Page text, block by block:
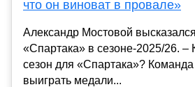
что он виноват в провале»
Александр Мостовой
«Спартака» в сезоне-2025/26. –
сезон для «Спартака»?
выиграть медали...